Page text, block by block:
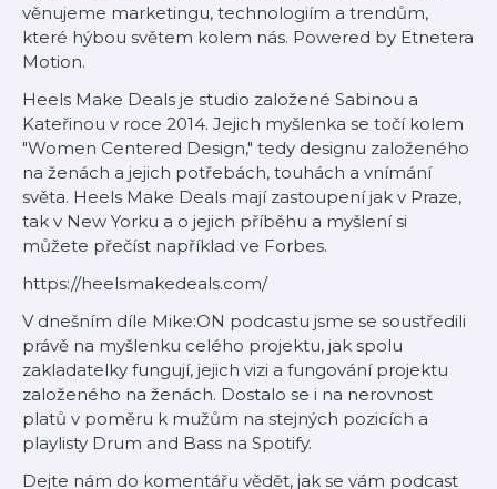
věnujeme marketingu, technologiím a trendům,
které hýbou světem kolem nás. Powered by Etnetera
Motion.
Heels Make Deals je studio založené Sabinou a
Kateřinou v roce 2014. Jejich myšlenka se točí kolem
"Women Centered Design," tedy designu založeného
na ženách a jejich potřebách, touhách a vnímání
světa. Heels Make Deals mají zastoupení jak v Praze,
tak v New Yorku a o jejich příběhu a myšlení si
můžete přečíst například ve Forbes.
https://heelsmakedeals.com/
V dnešním díle Mike:ON podcastu jsme se soustředili
právě na myšlenku celého projektu, jak spolu
zakladatelky fungují, jejich vizi a fungování projektu
založeného na ženách. Dostalo se i na nerovnost
platů v poměru k mužům na stejných pozicích a
playlisty Drum and Bass na Spotify.
Dejte nám do komentářu vědět, jak se vám podcast